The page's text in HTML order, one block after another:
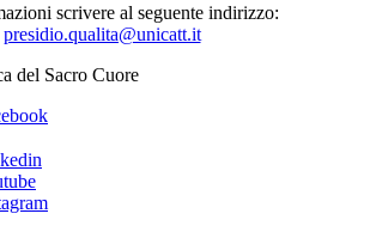
scrivere al seguente indirizzo:
presidio.qualita@unicatt.it